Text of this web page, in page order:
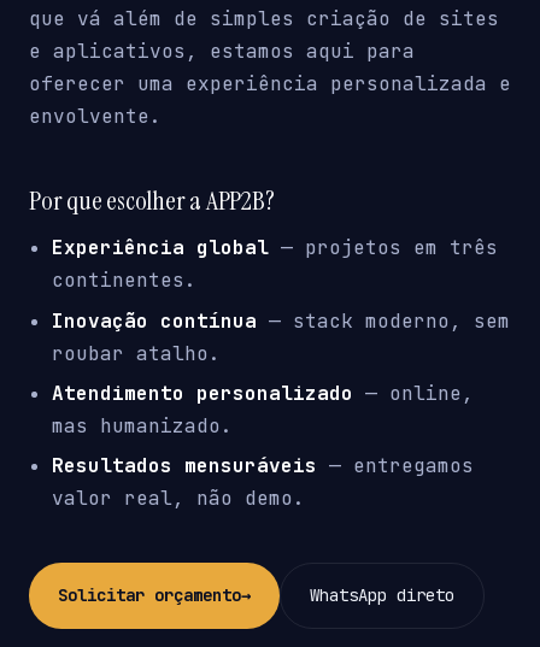
que vá além de simples criação de sites
e aplicativos, estamos aqui para
oferecer uma experiência personalizada e
envolvente.
Por que escolher a APP2B?
Experiência global — projetos em três
continentes.
Inovação contínua — stack moderno, sem
roubar atalho.
Atendimento personalizado — online,
mas humanizado.
Resultados mensuráveis — entregamos
valor real, não demo.
Solicitar orçamento→ WhatsApp direto